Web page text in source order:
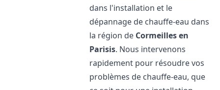
dans l'installation et le
dépannage de chauffe-eau dans
la région de Cormeilles en
Parisis. Nous intervenons
rapidement pour résoudre vos
problèmes de chauffe-eau, que